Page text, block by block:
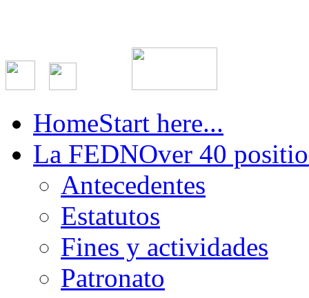
HomeStart here...
La FEDNOver 40
Antecedentes
Estatutos
Fines y actividades
Patronato